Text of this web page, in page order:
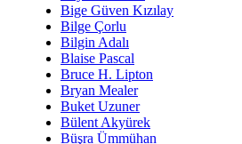
Bige Güven Kızılay
Bilge Çorlu
Bilgin Adalı
Blaise Pascal
Bruce H. Lipton
Bryan Mealer
Buket Uzuner
Bülent Akyürek
Büşra Ümmühan